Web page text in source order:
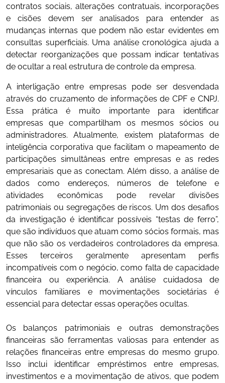
contratos sociais, alterações contratuais, incorporações
e cisões devem ser analisados para entender as
mudanças internas que podem não estar evidentes em
consultas superficiais. Uma análise cronológica ajuda a
detectar reorganizações que possam indicar tentativas
de ocultar a real estrutura de controle da empresa.
A interligação entre empresas pode ser desvendada
através do cruzamento de informações de CPF e CNPJ.
Essa prática é muito importante para identificar
empresas que compartilham os mesmos sócios ou
administradores. Atualmente, existem plataformas de
inteligência corporativa que facilitam o mapeamento de
participações simultâneas entre empresas e as redes
empresariais que as conectam. Além disso, a análise de
dados como endereços, números de telefone e
atividades econômicas pode revelar divisões
patrimoniais ou segregações de riscos. Um dos desafios
da investigação é identificar possíveis “testas de ferro”,
que são indivíduos que atuam como sócios formais, mas
que não são os verdadeiros controladores da empresa.
Esses terceiros geralmente apresentam perfis
incompatíveis com o negócio, como falta de capacidade
financeira ou experiência. A análise cuidadosa de
vínculos familiares e movimentações societárias é
essencial para detectar essas operações ocultas.
Os balanços patrimoniais e outras demonstrações
financeiras são ferramentas valiosas para entender as
relações financeiras entre empresas do mesmo grupo.
Isso inclui identificar empréstimos entre empresas,
investimentos e a movimentação de ativos, que podem